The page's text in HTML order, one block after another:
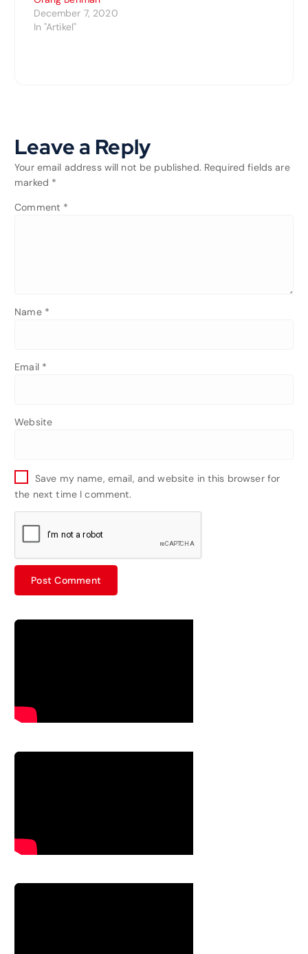
December 7, 2020
In "Artikel"
Leave a Reply
Your email address will not be published. Required fields are
marked *
Comment *
Name *
Email *
Website
Save my name, email, and website in this browser for
the next time I comment.